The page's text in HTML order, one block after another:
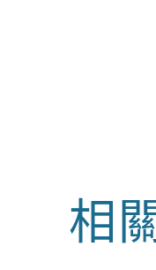
相